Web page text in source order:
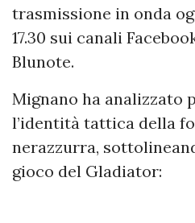
trasmissione in onda
17.30 sui canali
Blunote.
Mignano ha analizzato
l’identità tattica della
nerazzurra,
gioco del Gladiator: